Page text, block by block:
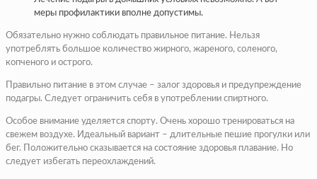
меры профилактики вполне допустимы.
Обязательно нужно соблюдать правильное питание. Нельзя
употреблять большое количество жирного, жареного, соленого,
копченого и острого.
Правильно питание в этом случае – залог здоровья и предупреждение
подагры. Следует ограничить себя в употреблении спиртного.
Особое внимание уделяется спорту. Очень хорошо тренироваться на
свежем воздухе. Идеальный вариант – длительные пешие прогулки или
бег. Положительно сказывается на состояние здоровья плавание. Но
следует избегать переохлаждений.